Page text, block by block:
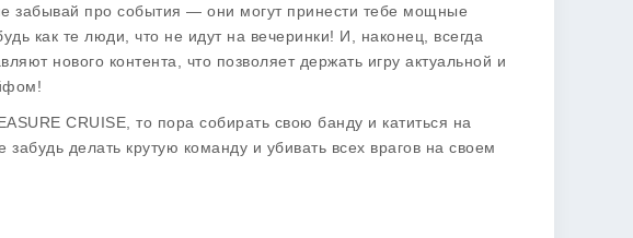
забывай про события — они могут принести тебе мощные
как те люди, что не идут на вечеринки! И, наконец, всегда
нового контента, что позволяет держать игру актуальной и
CRUISE, то пора собирать свою банду и катиться на
делать крутую команду и убивать всех врагов на своем